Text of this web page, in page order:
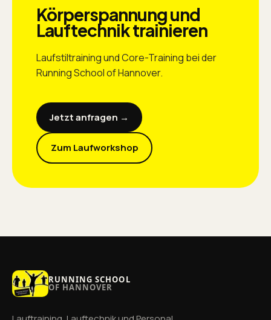
Körperspannung und
Lauftechnik trainieren
Laufstiltraining und Core-Training bei der
Running School of Hannover.
Jetzt anfragen →
Zum Laufworkshop
RUNNING SCHOOL
OF HANNOVER